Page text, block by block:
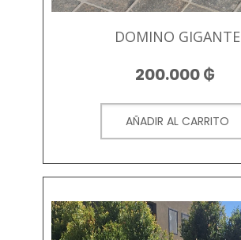
DOMINO GIGANTE
200.000₲
AÑADIR AL CARRITO